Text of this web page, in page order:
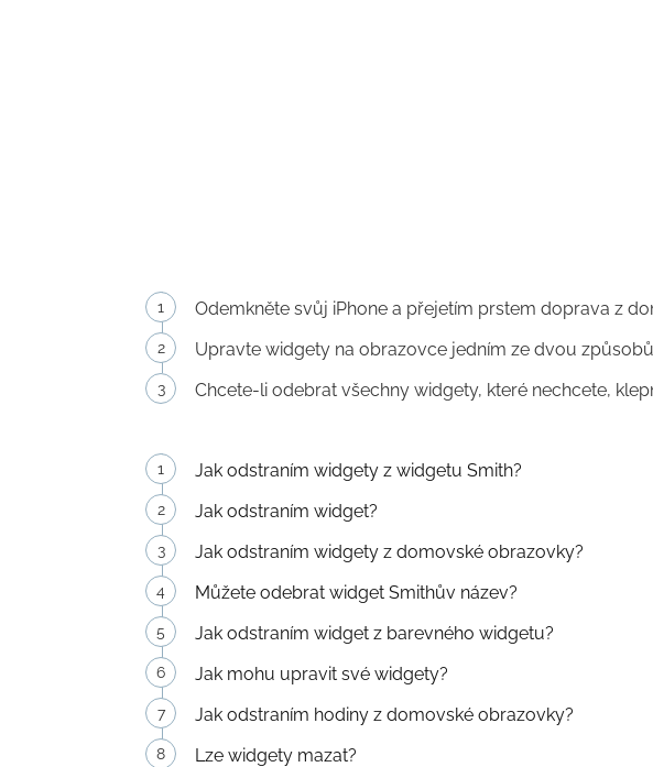
Odemkněte svůj iPhone a přejetím prstem doprava z
Upravte widgety na obrazovce jedním ze dvou
Chcete-li odebrat všechny widgety, které nechcete,
Jak odstraním widgety z widgetu Smith?
Jak odstraním widget?
Jak odstraním widgety z domovské obrazovky?
Můžete odebrat widget Smithův název?
Jak odstraním widget z barevného widgetu?
Jak mohu upravit své widgety?
Jak odstraním hodiny z domovské obrazovky?
Lze widgety mazat?